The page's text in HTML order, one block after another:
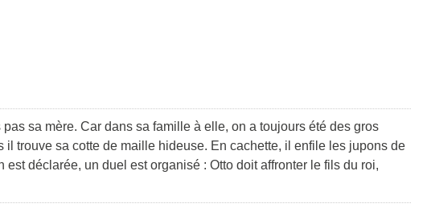
sa mère. Car dans sa famille à elle, on a toujours été des gros
trouve sa cotte de maille hideuse. En cachette, il enfile les jupons de
déclarée, un duel est organisé : Otto doit affronter le fils du roi,